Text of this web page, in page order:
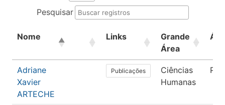
Pesquisar
Nome Links
Grande
Área
Adriane
Xavier
ARTECHE
Publicações
Ciências
Humanas